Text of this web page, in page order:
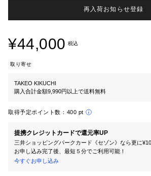
再入荷お知らせ登録
¥44,000 税込
取り寄せ
TAKEO KIKUCHI
購入合計金額9,990円以上で送料無料
取得予定ポイント数： 400 pt
提携クレジットカードで還元率UP
三井ショッピングパークカード《セゾン》なら更に
お申し込み完了後、最短５分でご利用可能！
今すぐお申し込み